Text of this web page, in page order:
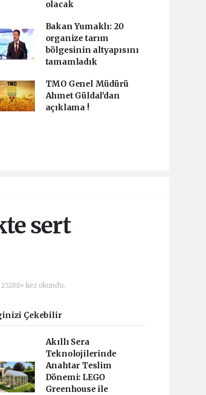
olacak
Bakan Yumaklı: 20
organize tarım
bölgesinin altyapısını
tamamladık
TMO Genel Müdürü
Ahmet Güldal'dan
açıklama !
sert
25288+ kez okundu.
Çekebilir
Akıllı Sera
Teknolojilerinde
Anahtar Teslim
Dönemi: LEGO
Greenhouse ile